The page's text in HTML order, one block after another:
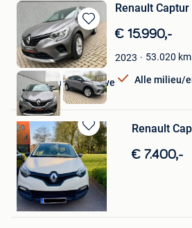
Bewaren
in
Mijn
Favorieten
Renault
€ 15.990,-
2023 53.020 km
Alle milieu/
Schrooten Automotive
Bree
Bewaren
in
Mijn
Favorieten
Renault
€ 7.400,-
Marius Pruna
Roeselare